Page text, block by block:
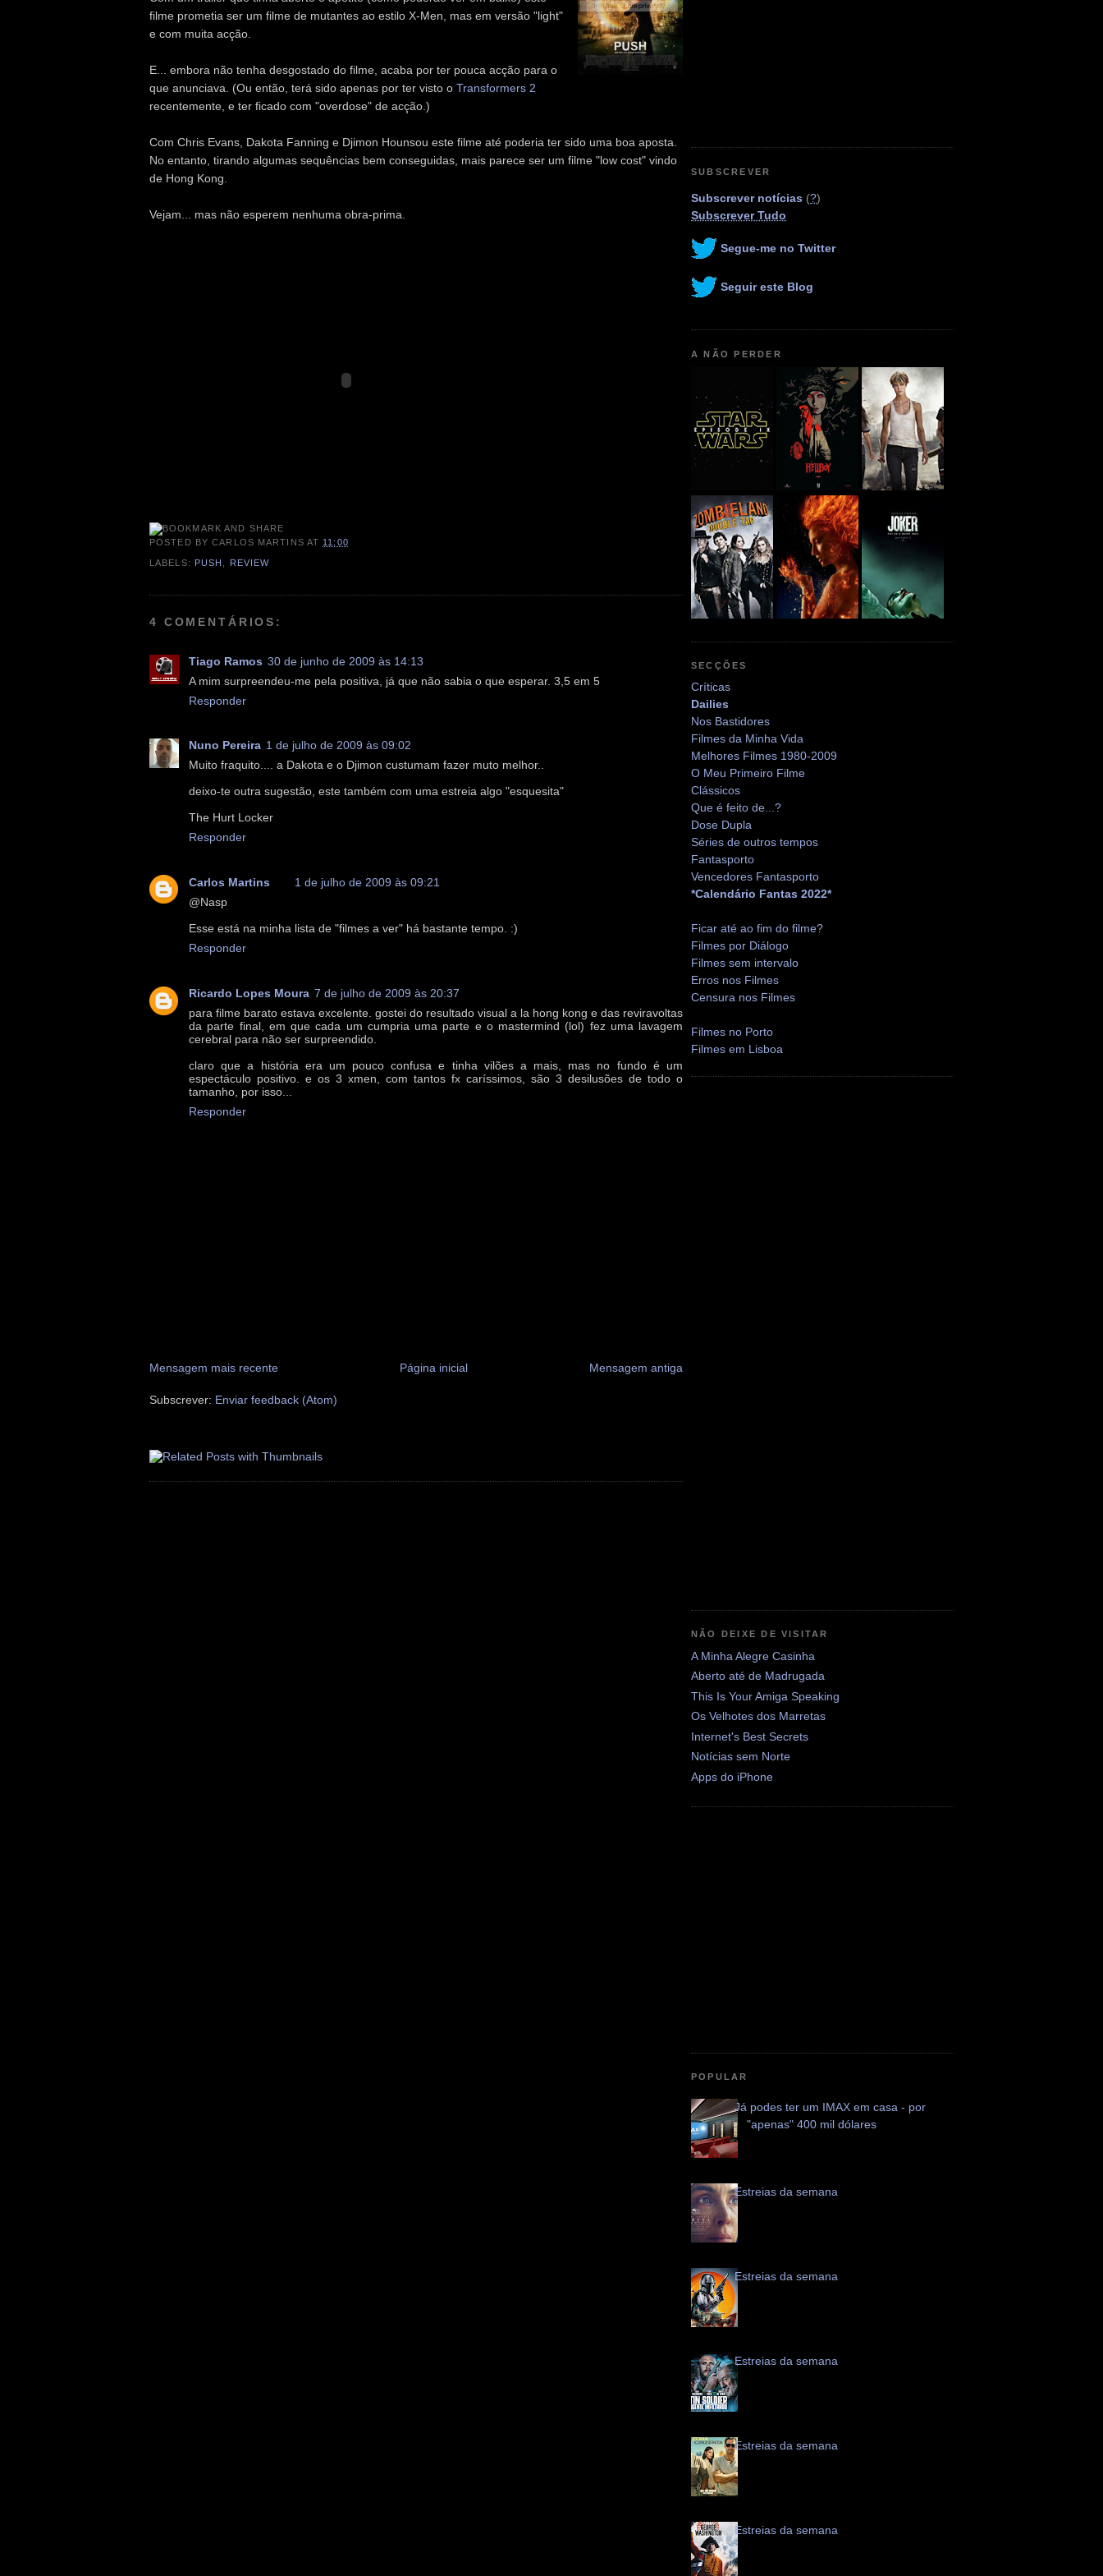
filme prometia ser um filme de mutantes ao estilo X-Men, mas em versão "light"
e com muita acção.
E... embora não tenha desgostado do filme, acaba por ter pouca acção para o
que anunciava. (Ou então, terá sido apenas por ter visto o Transformers 2
recentemente, e ter ficado com "overdose" de acção.)
Com Chris Evans, Dakota Fanning e Djimon Hounsou este filme até poderia ter sido uma boa aposta.
No entanto, tirando algumas sequências bem conseguidas, mais parece ser um filme "low cost" vindo
de Hong Kong.
Vejam... mas não esperem nenhuma obra-prima.
POSTED BYCARLOS MARTINS AT 11:00
LABELS: PUSH REVIEW
4 COMENTÁRIOS:
Tiago Ramos 30 de junho de 2009 às 14:13
A mim surpreendeu-me pela positiva, já que não sabia o que esperar. 3,5 em 5
Responder
Nuno Pereira 1 de julho de 2009 às 09:02
Muito fraquito.... a Dakota e o Djimon custumam fazer muto melhor..
deixo-te outra sugestão, este também com uma estreia algo "esquesita"
The Hurt Locker
Responder
Carlos Martins
1 de julho de 2009 às 09:21
@Nasp
Esse está na minha lista de "filmes a ver" há bastante tempo. :)
Responder
Ricardo Lopes Moura 7 de julho de 2009 às 20:37
para filme barato estava excelente. gostei do resultado visual a la hong kong e das reviravoltas
da parte final, em que cada um cumpria uma parte e o mastermind (lol) fez uma lavagem
cerebral para não ser surpreendido.
claro que a história era um pouco confusa e tinha vilões a mais, mas no fundo é um
espectáculo positivo. e os 3 xmen, com tantos fx caríssimos, são 3 desilusões de todo o
tamanho, por isso...
Responder
Mensagem mais recente Mensagem antiga
Página inicial
Subscrever: Enviar feedback (Atom)
SUBSCREVER
Subscrever notícias (?)
Subscrever Tudo
Segue-me no Twitter
Seguir este Blog
A NÃO PERDER
SECÇÕES
Críticas
Dailies
Nos Bastidores
Filmes da Minha Vida
Melhores Filmes 1980-2009
O Meu Primeiro Filme
Clássicos
Que é feito de...?
Dose Dupla
Séries de outros tempos
Fantasporto
Vencedores Fantasporto
*Calendário Fantas 2022*
Ficar até ao fim do filme?
Filmes por Diálogo
Filmes sem intervalo
Erros nos Filmes
Censura nos Filmes
Filmes no Porto
Filmes em Lisboa
NÃO DEIXE DE VISITAR
A Minha Alegre Casinha
Aberto até de Madrugada
This Is Your Amiga Speaking
Os Velhotes dos Marretas
Internet's Best Secrets
Notícias sem Norte
Apps do iPhone
POPULAR
Já podes ter um IMAX em casa - por
"apenas" 400 mil dólares
Estreias da semana
Estreias da semana
Estreias da semana
Estreias da semana
Estreias da semana